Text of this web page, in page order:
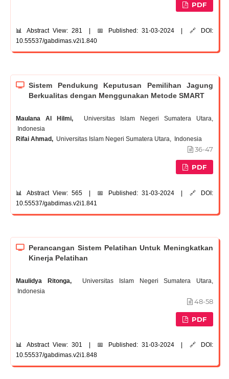
PDF
📊 Abstract View: 281 | 📅 Published: 31-03-2024 | 🔗 DOI:
10.55537/gabdimas.v2i1.840
Sistem Pendukung Keputusan Pemilihan Jagung
Berkualitas dengan Menggunakan Metode SMART
Maulana Al Hilmi, Universitas Islam Negeri Sumatera Utara,
Indonesia
Rifai Ahmad, Universitas Islam Negeri Sumatera Utara, Indonesia
36-47
PDF
📊 Abstract View: 565 | 📅 Published: 31-03-2024 | 🔗 DOI:
10.55537/gabdimas.v2i1.841
Perancangan Sistem Pelatihan Untuk Meningkatkan
Kinerja Pelatihan
Maulidya Ritonga,Universitas Islam Negeri Sumatera Utara,
Indonesia
48-58
PDF
📊 Abstract View: 301 | 📅 Published: 31-03-2024 | 🔗 DOI:
10.55537/gabdimas.v2i1.848